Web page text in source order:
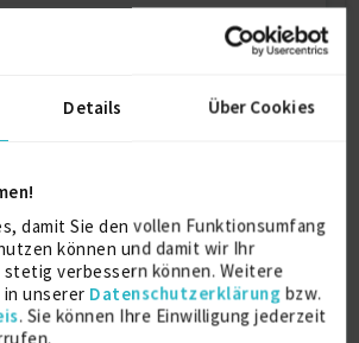
Details Über Cookies
damit Sie den vollen Funktionsumfang
können und damit wir Ihr
verbessern können. Weitere
unserer Datenschutzerklärung bzw.
. Sie können Ihre Einwilligung jederzeit
und Copywriting